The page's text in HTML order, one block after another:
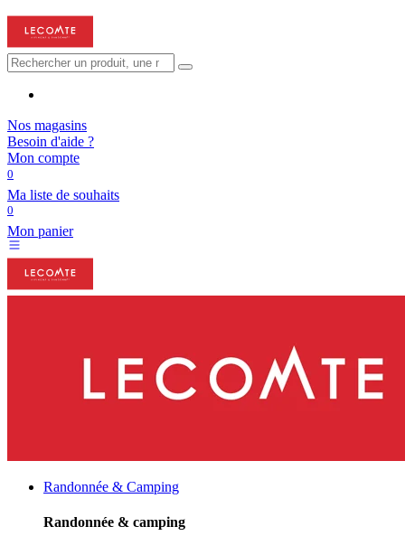
Nos magasins
Besoin d'aide ?
Mon compte
0
Ma liste de souhaits
0
Mon panier
Randonnée & Camping
Randonnée & camping